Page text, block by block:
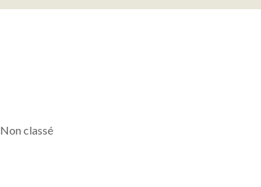
Non classé